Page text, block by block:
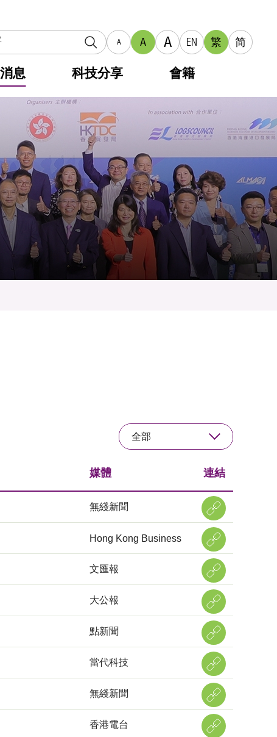
A A A EN 繁 简
息 科技分享 會籍
全部
媒體 連結
無綫新聞
Hong Kong Business
文匯報
大公報
點新聞
當代科技
無綫新聞
香港電台